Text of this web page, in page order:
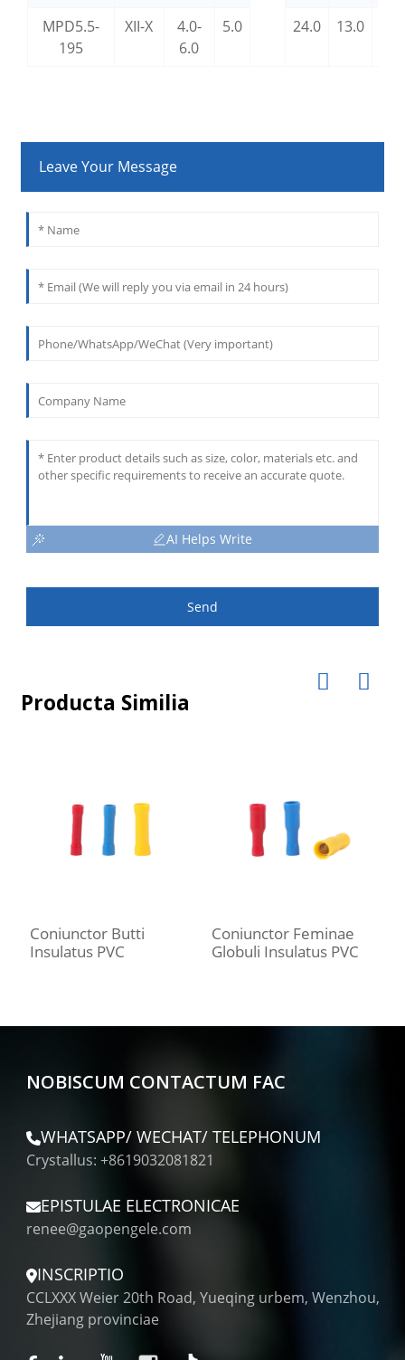
MPD5.5-
195
XII-X
4.0-
6.0
5.0 24.0 13.0
Leave Your Message
AI Helps Write
Send
Producta Similia
Coniunctor Butti
Insulatus PVC
Coniunctor Feminae
Globuli Insulatus PVC
NOBISCUM CONTACTUM FAC
WHATSAPP/ WECHAT/ TELEPHONUM
Crystallus: +8619032081821
EPISTULAE ELECTRONICAE
renee@gaopengele.com
INSCRIPTIO
CCLXXX Weier 20th Road, Yueqing urbem, Wenzhou,
Zhejiang provinciae